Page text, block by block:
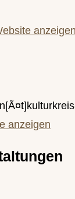
anzeigen
anzeigen